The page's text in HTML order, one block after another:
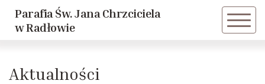
Parafia Św. Jana Chrzciciela
w Radłowie
Powrót
Powrót
Aktualności